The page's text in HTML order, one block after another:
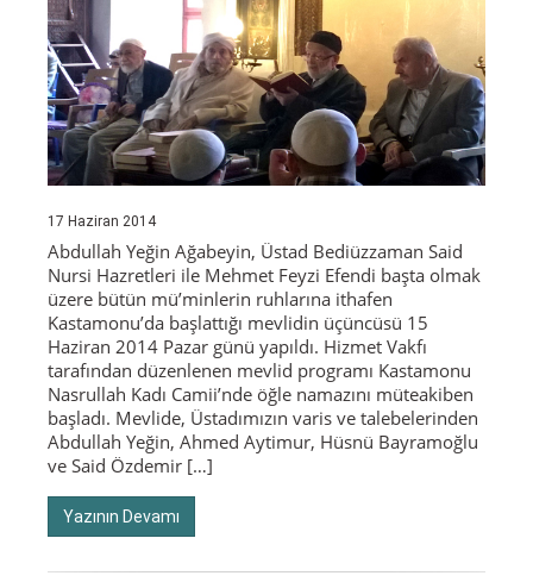
17 Haziran 2014
Abdullah Yeğin Ağabeyin, Üstad Bediüzzaman Said
Nursi Hazretleri ile Mehmet Feyzi Efendi başta olmak
üzere bütün mü’minlerin ruhlarına ithafen
Kastamonu’da başlattığı mevlidin üçüncüsü 15
Haziran 2014 Pazar günü yapıldı. Hizmet Vakfı
tarafından düzenlenen mevlid programı Kastamonu
Nasrullah Kadı Camii’nde öğle namazını müteakiben
başladı. Mevlide, Üstadımızın varis ve talebelerinden
Abdullah Yeğin, Ahmed Aytimur, Hüsnü Bayramoğlu
ve Said Özdemir […]
Yazının Devamı